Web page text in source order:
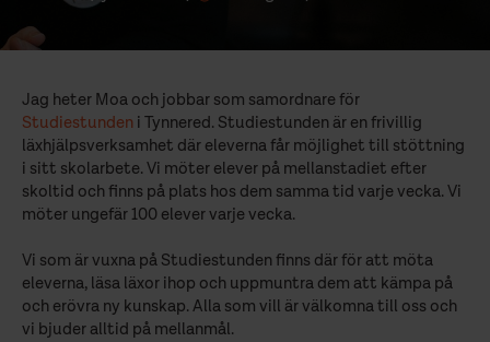
Jag heter Moa och jobbar som samordnare för
Studiestunden i Tynnered. Studiestunden är en frivillig
läxhjälpsverksamhet där eleverna får möjlighet till stöttning
i sitt skolarbete. Vi möter elever på mellanstadiet efter
skoltid och finns på plats hos dem samma tid varje vecka. Vi
möter ungefär 100 elever varje vecka.
Vi som är vuxna på Studiestunden finns där för att möta
eleverna, läsa läxor ihop och uppmuntra dem att kämpa på
och erövra ny kunskap. Alla som vill är välkomna till oss och
vi bjuder alltid på mellanmål.